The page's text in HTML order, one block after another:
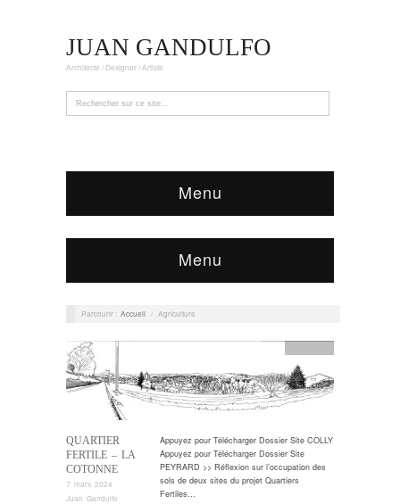
JUAN GANDULFO
Architecte / Designer / Artiste
Menu
Menu
Parcourir : Accueil / Agriculture
QUARTIER
FERTILE – LA
COTONNE
7 mars 2024
Juan Gandulfo
Appuyez pour Télécharger Dossier Site COLLY
Appuyez pour Télécharger Dossier Site
PEYRARD >> Réflexion sur l’occupation des
sols de deux sites du projet Quartiers
Fertiles…